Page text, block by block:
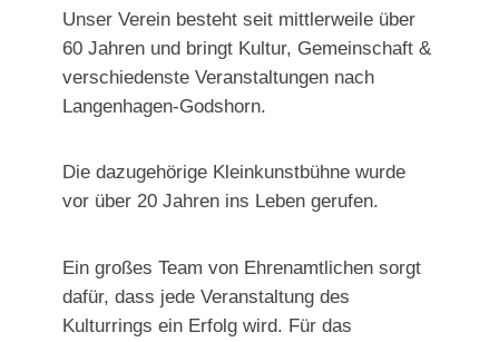
Unser Verein besteht seit mittlerweile über
60 Jahren und bringt Kultur, Gemeinschaft &
verschiedenste Veranstaltungen nach
Langenhagen-Godshorn.
Die dazugehörige Kleinkunstbühne wurde
vor über 20 Jahren ins Leben gerufen.
Ein großes Team von Ehrenamtlichen sorgt
dafür, dass jede Veranstaltung des
Kulturrings ein Erfolg wird. Für das